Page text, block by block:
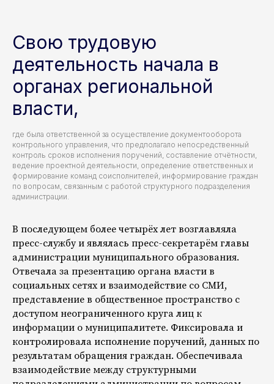
Свою трудовую
деятельность начала в
органах региональной
власти,
где была ответственной за осуществление документооборота
контрольного управления, что предполагало непосредственный
контроль сроков исполнения поручений, составление отчётности,
ведение проектной деятельности, определение ответственных и
формирование команд соисполнителей, информирование граждан
по вопросам, связанным с работой структурного подразделения
администрации.
В последующем более четырёх лет возглавляла
пресс-службу и являлась пресс-секретарём главы
администрации муниципального образования.
Отвечала за презентацию органа власти в
социальных сетях и взаимодействие со СМИ,
представление в общественное пространство с
доступом неограниченного круга лиц к
информации о муниципалитете. Фиксировала и
контролировала исполнение поручений, данных по
результатам обращения граждан. Обеспечивала
взаимодействие между структурными